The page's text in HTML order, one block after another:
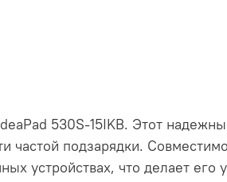
530S-15IKB. Этот
подзарядки.
устройствах, что делает